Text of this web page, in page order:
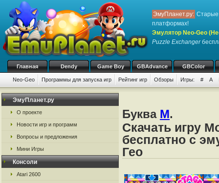
ЭмуПланет.ру: Старые
платформах!
Эмулятор Neo-Geo
Puzzle Exchanger
Главная Dendy Game Boy GBAdvance GBColor
Neo-Geo Программы для запуска игр Рейтинг игр Обзоры Игры: # A
ЭмуПланет.ру
О проекте
Новости игр и программ
Вопросы и предложения
Мини Игры
Консоли
Atari 2600
Буква M.
Скачать игру
бесплатно с
Гео